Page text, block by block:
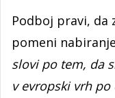
Podboj pravi, da
pomeni
slovi po tem, da
v evropski vrh